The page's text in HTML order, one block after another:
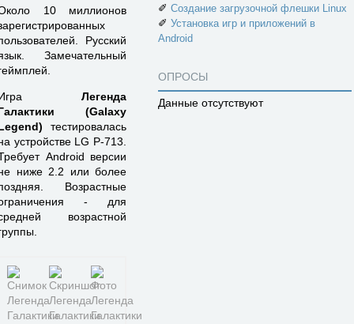
10 миллионов
Русский
Замечательный
Легенда
(Galaxy
тестировалась
устройстве LG P-713.
Android версии
ниже 2.2 или более
Возрастные
- для
возрастной
✐ Создание загрузочной флешки Linux
✐ Установка игр и приложений в
Android
ОПРОСЫ
Данные отсутствуют